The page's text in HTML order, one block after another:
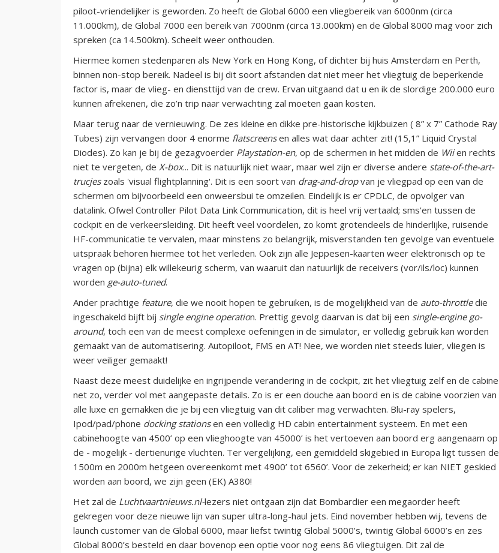
piloot-vriendelijker is geworden. Zo heeft de Global 6000 een vliegbereik van 6000nm (circa
11.000km), de Global 7000 een bereik van 7000nm (circa 13.000km) en de Global 8000 mag voor zich
spreken (ca 14.500km). Scheelt weer onthouden.
Hiermee komen stedenparen als New York en Hong Kong, of dichter bij huis Amsterdam en Perth,
binnen non-stop bereik. Nadeel is bij dit soort afstanden dat niet meer het vliegtuig de beperkende
factor is, maar de vlieg- en diensttijd van de crew. Ervan uitgaand dat u en ik de slordige 200.000 euro
kunnen afrekenen, die zo’n trip naar verwachting zal moeten gaan kosten.
Maar terug naar de vernieuwing. De zes kleine en dikke pre-historische kijkbuizen ( 8” x 7” Cathode Ray
Tubes) zijn vervangen door 4 enorme flatscreensen alles wat daar achter zit! (15,1” Liquid Crystal
Diodes). Zo kan je bij de gezagvoerder Playstation-en, op de schermen in het midden de Wiien rechts
niet te vergeten, de X-box... Dit is natuurlijk niet waar, maar wel zijn er diverse andere state-of-the-art-
trucjeszoals 'visual flightplanning'. Dit is een soort van drag-and-dropvan je vliegpad op een van de
schermen om bijvoorbeeld een onweersbui te omzeilen. Eindelijk is er CPDLC, de opvolger van
datalink. Ofwel Controller Pilot Data Link Communication, dit is heel vrij vertaald; sms'en tussen de
cockpit en de verkeersleiding. Dit heeft veel voordelen, zo komt grotendeels de hinderlijke, ruisende
HF-communicatie te vervalen, maar minstens zo belangrijk, misverstanden ten gevolge van eventuele
uitspraak behoren hiermee tot het verleden. Ook zijn alle Jeppesen-kaarten weer elektronisch op te
vragen op (bijna) elk willekeurig scherm, van waaruit dan natuurlijk de receivers (vor/ils/loc) kunnen
worden ge-auto-tuned.
Ander prachtige feature, die we nooit hopen te gebruiken, is de mogelijkheid van de auto-throttledie
ingeschakeld bijft bij single engine operation. Prettig gevolg daarvan is dat bij een single-engine go-
around, toch een van de meest complexe oefeningen in de simulator, er volledig gebruik kan worden
gemaakt van de automatisering. Autopiloot, FMS en AT! Nee, we worden niet steeds luier, vliegen is
weer veiliger gemaakt!
Naast deze meest duidelijke en ingrijpende verandering in de cockpit, zit het vliegtuig zelf en de cabine
net zo, verder vol met aangepaste details. Zo is er een douche aan boord en is de cabine voorzien van
alle luxe en gemakken die je bij een vliegtuig van dit caliber mag verwachten. Blu-ray spelers,
Ipod/pad/phone docking stationsen een volledig HD cabin entertainment systeem. En met een
cabinehoogte van 4500’ op een vlieghoogte van 45000’ is het vertoeven aan boord erg aangenaam op
de - mogelijk - dertienurige vluchten. Ter vergelijking, een gemiddeld skigebied in Europa ligt tussen de
1500m en 2000m hetgeen overeenkomt met 4900’ tot 6560’. Voor de zekerheid; er kan NIET geskied
worden aan boord, we zijn geen (EK) A380!
Het zal de Luchtvaartnieuws.nl-lezers niet ontgaan zijn dat Bombardier een megaorder heeft
gekregen voor deze nieuwe lijn van super ultra-long-haul jets. Eind november hebben wij, tevens de
launch customer van de Global 6000, maar liefst twintig Global 5000’s, twintig Global 6000’s en zes
Global 8000’s besteld en daar bovenop een optie voor nog eens 86 vliegtuigen. Dit zal de